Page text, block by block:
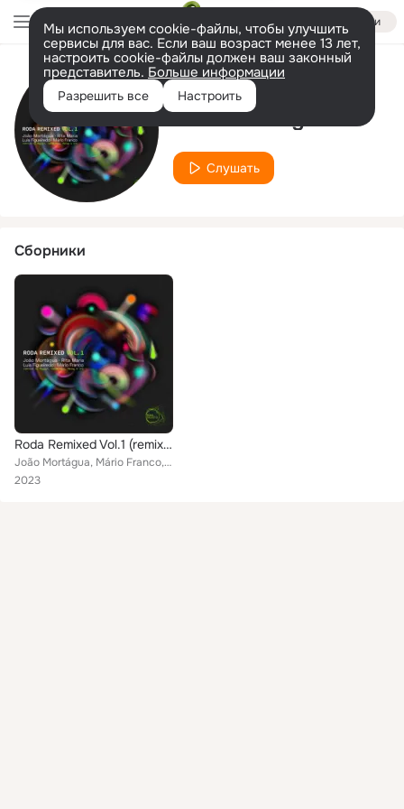
Войти
Мы используем cookie-файлы, чтобы улучшить
сервисы для вас. Если ваш возраст менее 13 лет,
настроить cookie-файлы должен ваш законный
представитель. Больше информации
Разрешить все Настроить
Исполнитель
João Mortágua
Слушать
Сборники
Roda Remixed Vol.1 (remixed by Magupi, Ganhabba, Menog & Urb)
João Mortágua, Mário Franco, Luís Figueiredo, Rita Maria
2023